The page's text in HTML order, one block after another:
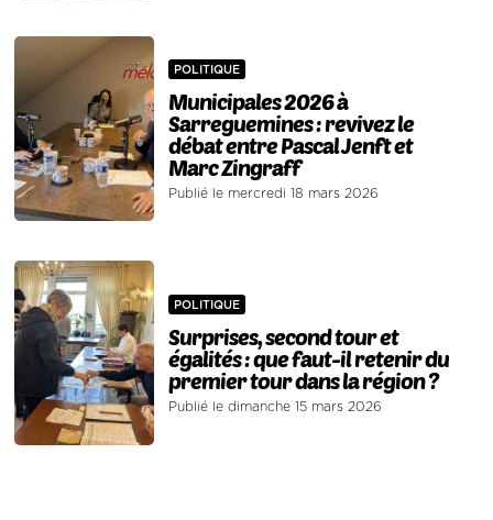
POLITIQUE
Municipales 2026 à
Sarreguemines : revivez le
débat entre Pascal Jenft et
Marc Zingraff
Publié le mercredi 18 mars 2026
POLITIQUE
Surprises, second tour et
égalités : que faut-il retenir du
premier tour dans la région ?
Publié le dimanche 15 mars 2026